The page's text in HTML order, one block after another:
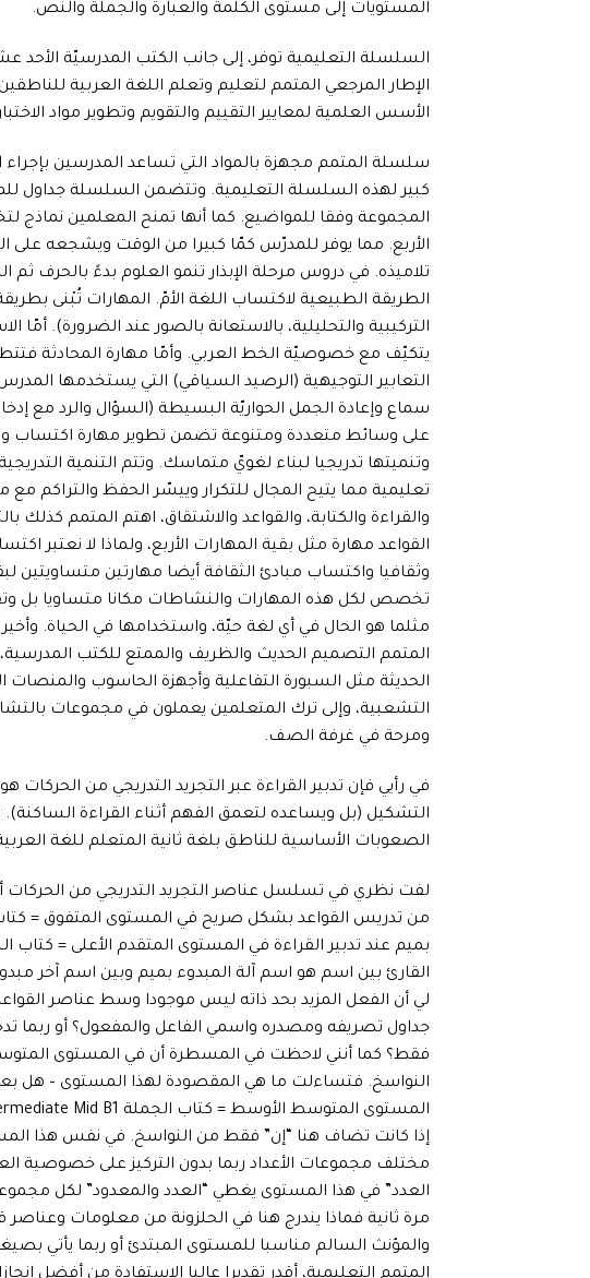
المستويات إلى مستوى الكلمة والعبارة والجملة والنص.
السلسلة التعليمية توفر، إلى جانب الكتب المدرسيّة الأحد
الإطار المرجعي المتمم لتعليم وتعلم اللغة العربية
الأسس العلمية لمعايير التقييم والتقويم وتطوير مواد
سلسلة المتمم مجهزة بالمواد التي تساعد المدرسين بإجراء
كبير لهذه السلسلة التعليمية. وتتضمن السلسلة جداول
المجموعة وفقا للمواضيع. كما أنها تمنح المعلمين
الأربع. مما يوفر للمدرّس كمّا كبيرا من الوقت ويشجعه على
تلاميذه. في دروس مرحلة الإبذار تنمو العلوم بدءً بالحرف ثم
الطريقة الطبيعية لاكتساب اللغة الأمّ. المهارات تُبْنى
التركيبية والتحليلية، بالاستعانة بالصور عند الضرورة). أمّا
يتكيّف مع خصوصيّة الخط العربي. وأمّا مهارة المحادثة
التعابير التوجيهية (الرصيد السياقي) التي يستخدمها
سماع وإعادة الجمل الحواريّة البسيطة (السؤال والرد مع
على وسائط متعددة ومتنوعة تضمن تطوير مهارة اكتساب
وتنميتها تدريجيا لبناء لغويّ متماسك. وتتم التنمية
تعليمية مما يتيح المجال للتكرار وييسّر الحفظ والتراكم
والقراءة والكتابة، والقواعد والاشتقاق، اهتم المتمم كذلك
القواعد مهارة مثل بقية المهارات الأربع، ولماذا لا نعتبر
وثقافيا واكتساب مبادئ الثقافة أيضا مهارتين متساويتين
تخصص لكل هذه المهارات والنشاطات مكانا متساويا بل
مثلما هو الحال في أي لغة حيّة، واستخدامها في الحياة.
المتمم التصميم الحديث والظريف والممتع للكتب
الحديثة مثل السبورة التفاعلية وأجهزة الحاسوب والمنصات
التشعبية، وإلى ترك المتعلمين يعملون في مجموعات
ومرحة في غرفة الصف.
في رأيي فإن تدبير القراءة عبر التجريد التدريجي من
التشكيل (بل ويساعده لتعمق الفهم أثناء القراءة
الصعوبات الأساسية للناطق بلغة ثانية المتعلم للغة
لفت نظري في تسلسل عناصر التجريد التدريجي من
القارئ بين اسم هو اسم آلة المبدوء بميم وبين اسم آخر
لي أن الفعل المزيد بحد ذاته ليس موجودا وسط عناصر
جداول تصريفه ومصدره واسمي الفاعل والمفعول؟ أو ربما
النواسخ. فتساءلت ما هي المقصودة لهذا المستوى – هل
إذا كانت تضاف هنا “إن” فقط من النواسخ. في نفس هذا
مختلف مجموعات الأعداد ربما بدون التركيز على خصوصية
العدد” في هذا المستوى يغطي “العدد والمعدود” لكل
مرة ثانية فماذا يندرج هنا في الحلزونة من معلومات
والمؤنث السالم مناسبا للمستوى المبتدئ أو ربما يأتي
المتمم التعليمية، أقدر تقديرا عاليا الاستفادة من أفضل